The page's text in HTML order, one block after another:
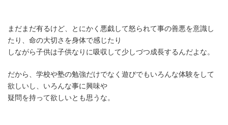
まだまだ有るけど、とにかく悪戯して怒られて事の善悪を意識し
たり、命の大切さを身体で感じたり
しながら子供は子供なりに吸収して少しづつ成長するんだよな。
だから、学校や塾の勉強だけでなく遊びでもいろんな体験をして
欲しいし、いろんな事に興味や
疑問を持って欲しいとも思うな。